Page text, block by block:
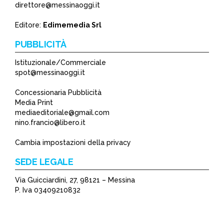
direttore@messinaoggi.it
Editore: Edimemedia Srl
PUBBLICITÀ
Istituzionale/Commerciale
spot@messinaoggi.it
Concessionaria Pubblicità
Media Print
mediaeditoriale@gmail.com
nino.francio@libero.it
Cambia impostazioni della privacy
SEDE LEGALE
Via Guicciardini, 27, 98121 – Messina
P. Iva 03409210832